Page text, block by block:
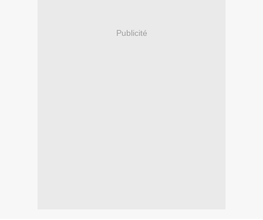
Publicité